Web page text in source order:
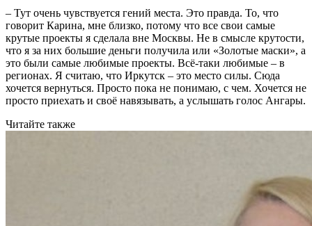
– Тут очень чувствуется гений места. Это правда. То, что
говорит Карина, мне близко, потому что все свои самые
крутые проекты я сделала вне Москвы. Не в смысле крутости,
что я за них большие деньги получила или «Золотые маски», а
это были самые любимые проекты. Всё-таки любимые – в
регионах. Я считаю, что Иркутск – это место силы. Сюда
хочется вернуться. Просто пока не понимаю, с чем. Хочется не
просто приехать и своё навязывать, а услышать голос Ангары.
Читайте также